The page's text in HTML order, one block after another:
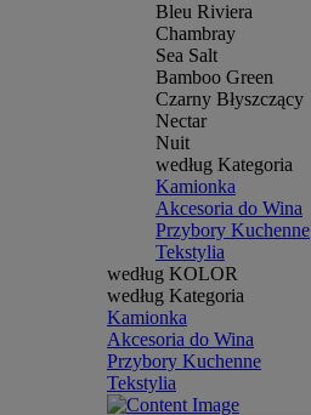
Bleu Riviera
Chambray
Sea Salt
Bamboo Green
Czarny Błyszczący
Nectar
Nuit
według Kategoria
Kamionka
Akcesoria do Wina
Przybory Kuchenne
Tekstylia
według KOLOR
według Kategoria
Kamionka
Akcesoria do Wina
Przybory Kuchenne
Tekstylia